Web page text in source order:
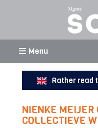
Menu
Rather read
NIENKE MEIJER
COLLECTIEVE